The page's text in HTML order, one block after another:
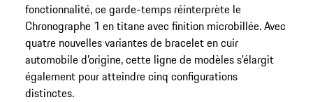
fonctionnalité, ce garde-temps réinterprète le
Chronographe 1 en titane avec finition microbillée. Avec
quatre nouvelles variantes de bracelet en cuir
automobile d’origine, cette ligne de modèles s’élargit
également pour atteindre cinq configurations
distinctes.